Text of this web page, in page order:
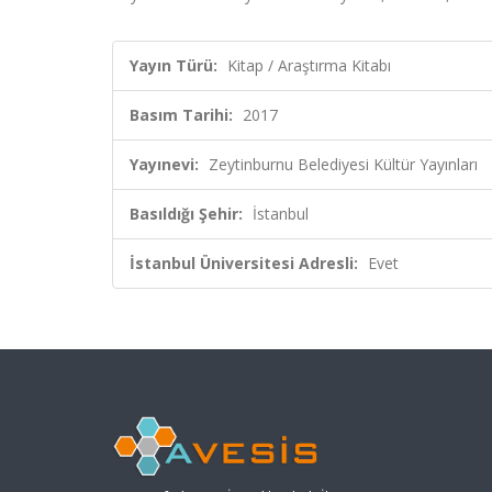
Yayın Türü: Kitap / Araştırma Kitabı
Basım Tarihi: 2017
Yayınevi: Zeytinburnu Belediyesi Kültür Yayınları
Basıldığı Şehir: İstanbul
İstanbul Üniversitesi Adresli: Evet